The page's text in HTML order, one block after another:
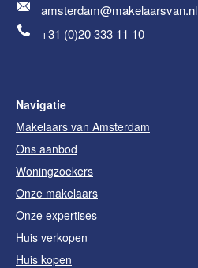
amsterdam@makelaarsvan.nl
+31 (0)20 333 11 10
Navigatie
Makelaars van Amsterdam
Ons aanbod
Woningzoekers
Onze makelaars
Onze expertises
Huis verkopen
Huis kopen